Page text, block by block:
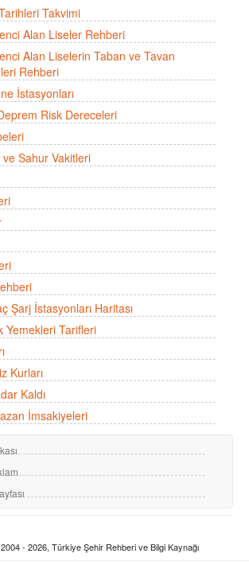
Takvimi
Alan Liseler Rehberi
Alan Liselerin Taban ve Tavan
Rehberi
İstasyonları
Risk Dereceleri
Sahur Vakitleri
Şarj İstasyonları Haritası
Yemekleri Tarifleri
Kurları
Kaldı
İmsakiyeleri
- 2026, Türkiye Şehir Rehberi ve Bilgi Kaynağı